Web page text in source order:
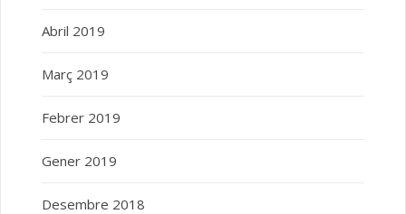
Abril 2019
Març 2019
Febrer 2019
Gener 2019
Desembre 2018